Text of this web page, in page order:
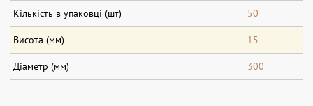
Кількість в упаковці (шт) 50
Висота (мм) 15
Діаметр (мм) 300